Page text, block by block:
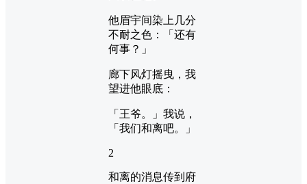
他眉宇间染上几分
不耐之色：「还有
何事？」
廊下风灯摇曳，我
望进他眼底：
「王爷。」我说，
「我们和离吧。」
2
和离的消息传到府